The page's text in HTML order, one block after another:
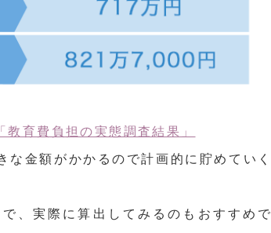
育費負担の実態調査結果」
金額がかかるので計画的に貯めていく
、実際に算出してみるのもおすすめで